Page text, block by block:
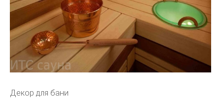
Декор для бани